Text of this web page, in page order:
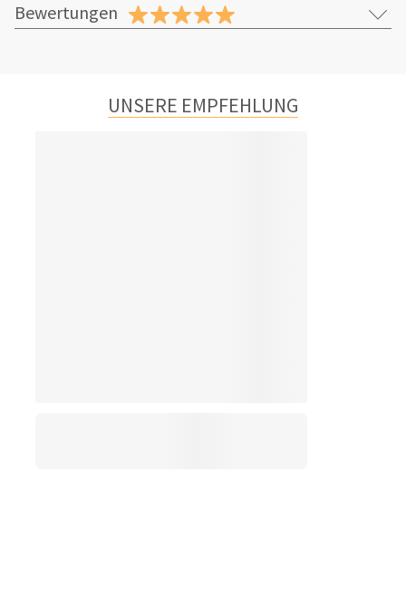
Bewertungen
UNSERE EMPFEHLUNG